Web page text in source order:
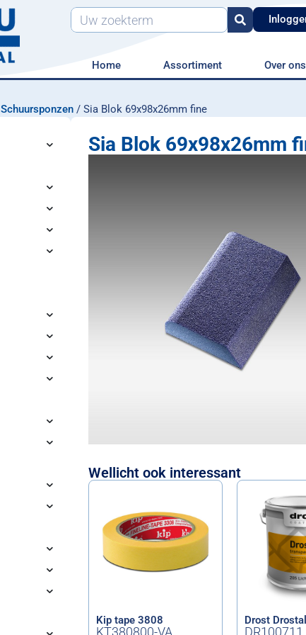
Home Assortiment Over ons
Schuursponzen / Sia Blok 69x98x26mm fine
Sia Blok 69x98x26mm
Wellicht ook interessant
Kip tape 3808
KT380800-VA
Drost
DR100711